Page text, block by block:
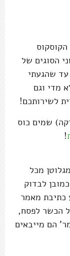
הסוגים של
עד שהגעתי
מדי וגם
לשירותכם!
שמים כוס
!
מכל
לבדוק
כתיבת מאמר
הכשר לפסח,
הם מייבאים